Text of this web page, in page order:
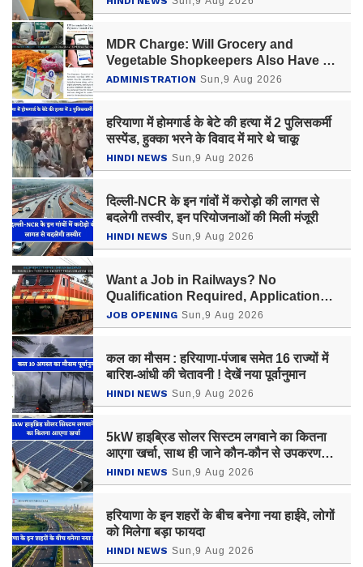
MDR Charge: Will Grocery and
Vegetable Shopkeepers Also Have to
Pay UPI Charges? Know Latest
Updates
ADMINISTRATION Sun,9 Aug 2026
हरियाणा में होमगार्ड के बेटे की हत्या में 2 पुलिसकर्मी
सस्पेंड, हुक्का भरने के विवाद में मारे थे चाकू
HINDI NEWS Sun,9 Aug 2026
दिल्ली-NCR के इन गांवों में करोड़ो की लागत से
बदलेगी तस्वीर, इन परियोजनाओं की मिली मंजूरी
HINDI NEWS Sun,9 Aug 2026
Want a Job in Railways? No
Qualification Required, Applications
Ongoing in Howrah Division
JOB OPENING Sun,9 Aug 2026
कल का मौसम : हरियाणा-पंजाब समेत 16 राज्यों में
बारिश-आंधी की चेतावनी ! देखें नया पूर्वानुमान
HINDI NEWS Sun,9 Aug 2026
5kW हाइब्रिड सोलर सिस्टम लगवाने का कितना
आएगा खर्चा, साथ ही जाने कौन-कौन से उपकरण
चलेंगे?
HINDI NEWS Sun,9 Aug 2026
हरियाणा के इन शहरों के बीच बनेगा नया हाईवे, लोगों
को मिलेगा बड़ा फायदा
HINDI NEWS Sun,9 Aug 2026